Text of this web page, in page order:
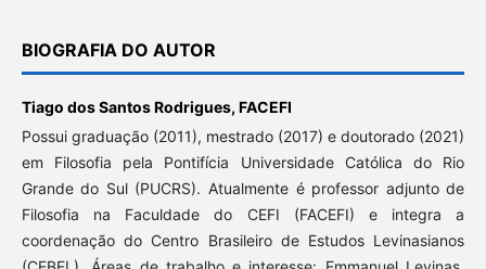
BIOGRAFIA DO AUTOR
Tiago dos Santos Rodrigues, FACEFI
Possui graduação (2011), mestrado (2017) e doutorado (2021)
em Filosofia pela Pontifícia Universidade Católica do Rio
Grande do Sul (PUCRS). Atualmente é professor adjunto de
Filosofia na Faculdade do CEFI (FACEFI) e integra a
coordenação do Centro Brasileiro de Estudos Levinasianos